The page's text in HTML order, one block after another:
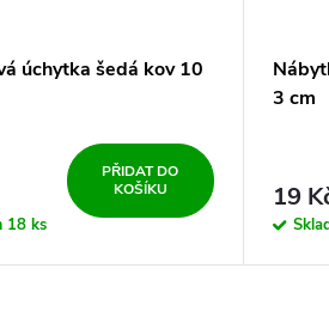
úchytka šedá kov 10
18 ks
PŘIDAT DO
KOŠÍKU
3 cm
19